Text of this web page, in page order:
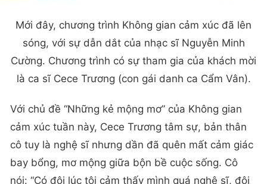
Mới đây, chương trình Không gian cảm xúc đã lên
sóng, với sự dẫn dắt của nhạc sĩ Nguyễn Minh
Cường. Chương trình có sự tham gia của khách mời
là ca sĩ Cece Trương (con gái danh ca Cẩm Vân).
Với chủ đề “Những kẻ mộng mơ” của Không gian
cảm xúc tuần này, Cece Trương tâm sự, bản thân
cô tuy là nghệ sĩ nhưng dần đã quên mất cảm giác
bay bổng, mơ mộng giữa bộn bề cuộc sống. Cô
nói: “Có đôi lúc tôi cảm thấy mình quá nghệ sĩ, đôi